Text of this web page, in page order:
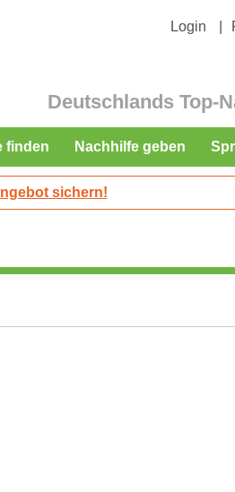
Login
Deutschlands Top-
finden Nachhilfe geben
sichern!